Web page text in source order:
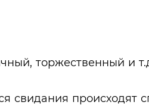
торжественный и
свидания происходят